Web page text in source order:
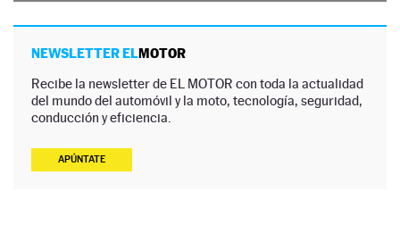
NEWSLETTER ELMOTOR
Recibe la newsletter de EL MOTOR con toda la actualidad
del mundo del automóvil y la moto, tecnología, seguridad,
conducción y eficiencia.
APÚNTATE